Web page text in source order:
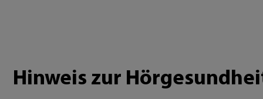
Hinweis zur